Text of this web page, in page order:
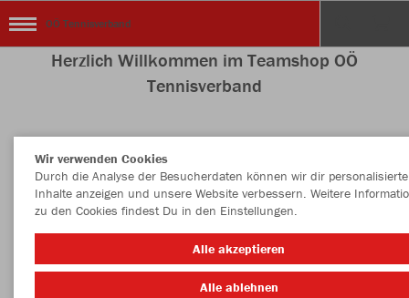
OÖ Tennisverband
Herzlich Willkommen im Teamshop OÖ
Tennisverband
Nachhaltig Farbe
Wir verwenden Cookies
Durch die Analyse der Besucherdaten können wir dir personalisierte
Inhalte anzeigen und unsere Website verbessern. Weitere
zu den Cookies findest Du in den Einstellungen.
Alle akzeptieren
Alle ablehnen